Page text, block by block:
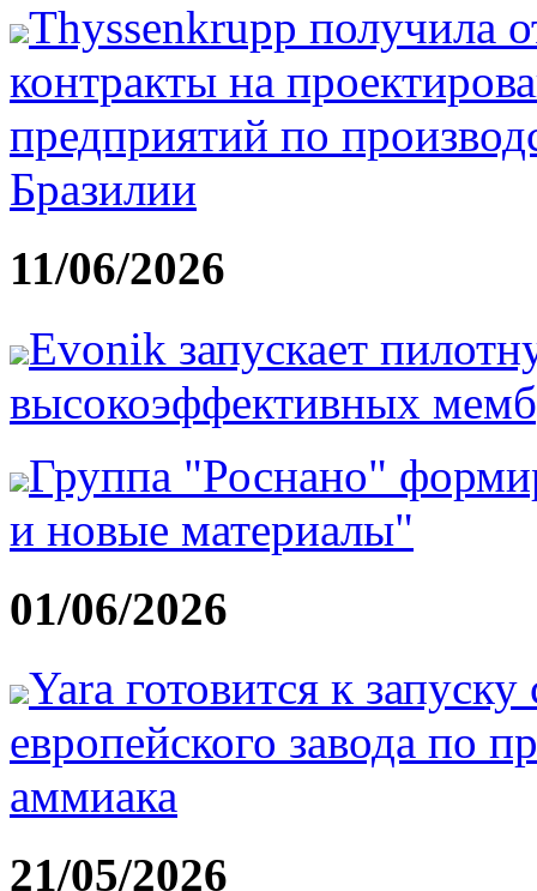
Thyssenkrupp получила
контракты на
предприятий по
Бразилии
11/06/2026
Evonik запускает
высокоэффективных
Группа "Роснано"
и новые материалы"
01/06/2026
Yara готовится к
европейского завода по
аммиака
21/05/2026